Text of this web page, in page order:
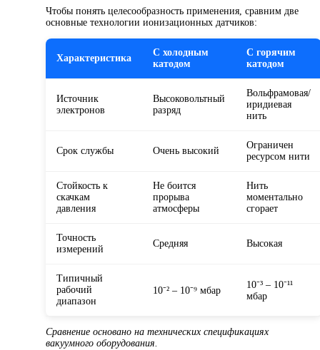
Чтобы понять целесообразность применения, сравним две
основные технологии ионизационных датчиков:
Характеристика
С холодным
катодом
С горячим
катодом
Источник
электронов
Высоковольтный
разряд
Вольфрамовая/
иридиевая
нить
Срок службы Очень высокий
Ограничен
ресурсом нити
Стойкость к
скачкам
давления
Не боится
прорыва
атмосферы
Нить
моментально
сгорает
Точность
измерений
Средняя Высокая
Типичный
рабочий
диапазон
10⁻² – 10⁻⁹ мбар
10⁻³ – 10⁻¹¹
мбар
Сравнение основано на технических спецификациях
вакуумного оборудования.